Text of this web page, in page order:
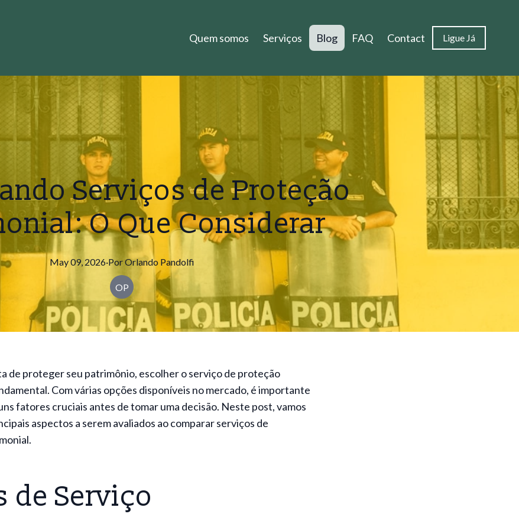
Quem somos Serviços Blog FAQ Contact Ligue Já
Serviços de Proteção
O Que Considerar
May 09, 2026·PorOrlando Pandolfi
OP
de proteger seu patrimônio, escolher o serviço de proteção
Com várias opções disponíveis no mercado, é importante
fatores cruciais antes de tomar uma decisão. Neste post, vamos
aspectos a serem avaliados ao comparar serviços de
de Serviço